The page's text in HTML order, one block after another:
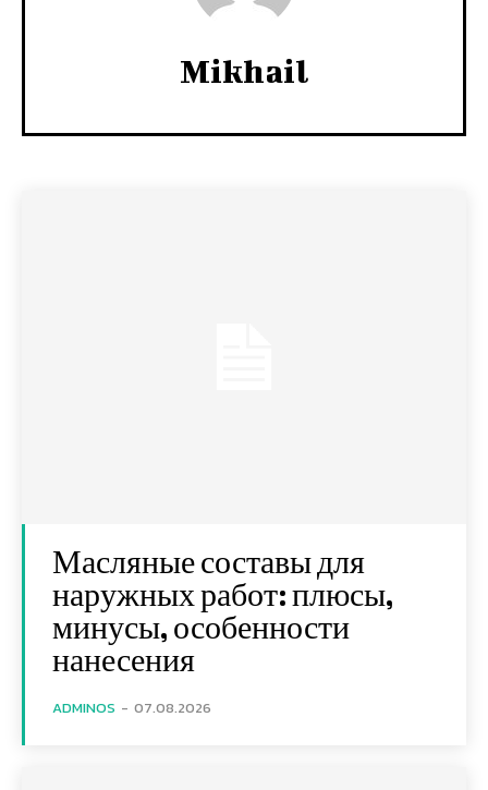
Mikhail
Масляные составы для
наружных работ: плюсы,
минусы, особенности
нанесения
ADMINOS - 07.08.2026